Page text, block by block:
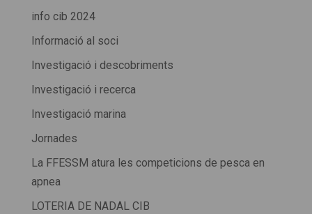
info cib 2024
Informació al soci
Investigació i descobriments
Investigació i recerca
Investigació marina
Jornades
La FFESSM atura les competicions de pesca en
apnea
LOTERIA DE NADAL CIB